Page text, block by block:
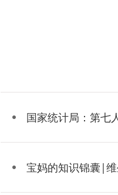
国家统计局：第七
宝妈的知识锦囊|